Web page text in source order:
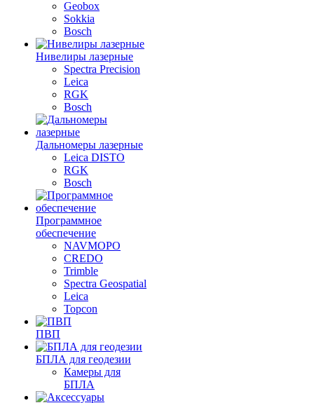
Geobox
Sokkia
Bosch
Нивелиры лазерные
Spectra Precision
Leica
RGK
Bosch
Дальномеры лазерные
Leica DISTO
RGK
Bosch
Программное
обеспечение
NAVMOPO
CREDO
Trimble
Spectra Geospatial
Leica
Topcon
ПВП
БПЛА для геодезии
Камеры для
БПЛА